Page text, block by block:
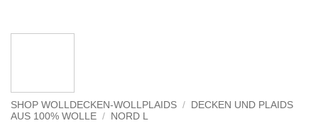
SHOP WOLLDECKEN-WOLLPLAIDS /
DECKEN UND PLAIDS
AUS 100% WOLLE / NORD L